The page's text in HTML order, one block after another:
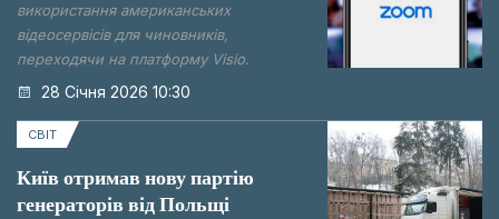
використання американських
відеосервісів для чиновників,
переходячи на платформу Visio.
28 Січня 2026 10:30
СВІТ
Київ отримав нову партію
генераторів від Польщі